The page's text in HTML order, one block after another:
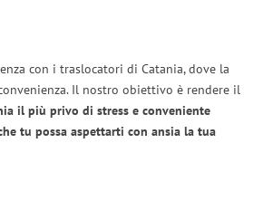
con i traslocatori di Catania, dove la
Il nostro obiettivo è rendere il
il più privo di stress e conveniente
tu possa aspettarti con ansia la tua